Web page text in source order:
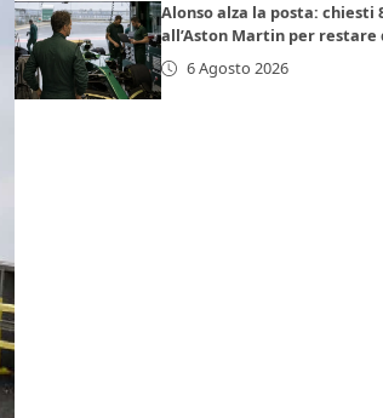
Alonso alza la posta: chiesti
all’Aston Martin per restare
6 Agosto 2026